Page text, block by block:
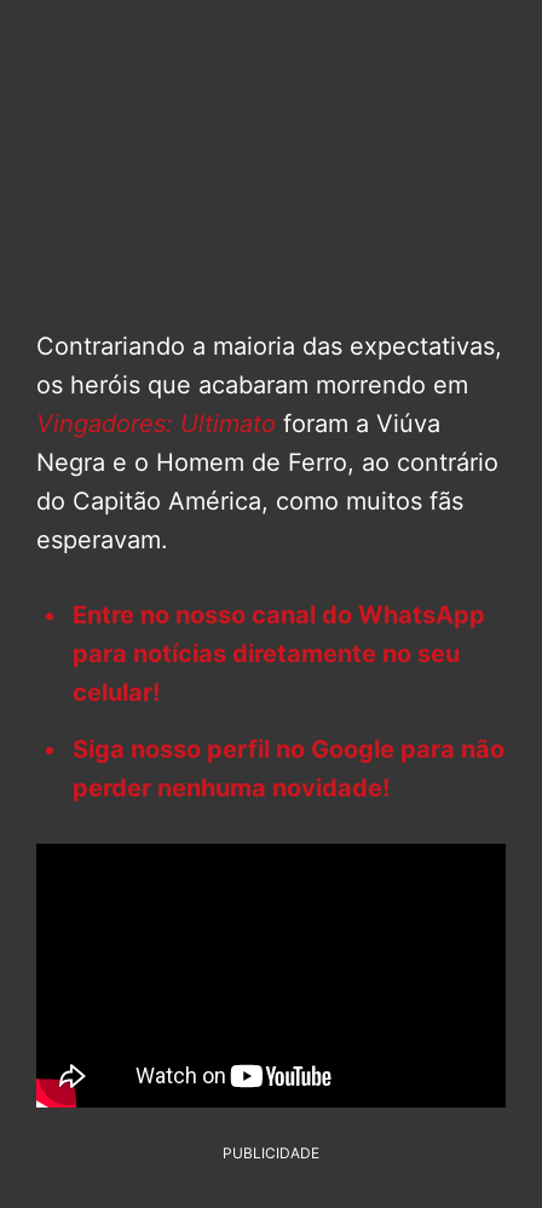
Contrariando a maioria das expectativas,
os heróis que acabaram morrendo em
Vingadores: Ultimato foram a Viúva
Negra e o Homem de Ferro, ao contrário
do Capitão América, como muitos fãs
esperavam.
Entre no nosso canal do WhatsApp
para notícias diretamente no seu
celular!
Siga nosso perfil no Google para não
perder nenhuma novidade!
PUBLICIDADE